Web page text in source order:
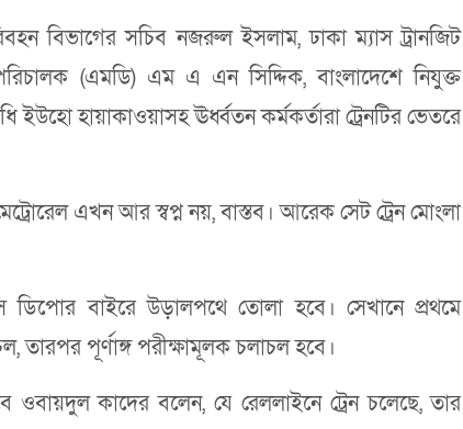
বিভাগের সচিব নজরুল ইসলাম, ঢাকা ম্যাস ট্রানজিট
(এমডি) এম এ এন সিদ্দিক, বাংলাদেশে নিযুক্ত
ইউহো হায়াকাওয়াসহ ঊর্ধ্বতন কর্মকর্তারা ট্রেনটির ভেতরে
এখন আর স্বপ্ন নয়, বাস্তব। আরেক সেট ট্রেন মোংলা
ডিপোর বাইরে উড়ালপথে তোলা হবে। সেখানে প্রথমে
তারপর পূর্ণাঙ্গ পরীক্ষামূলক চলাচল হবে।
ওবায়দুল কাদের বলেন, যে রেললাইনে ট্রেন চলেছে, তার